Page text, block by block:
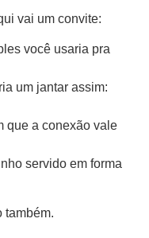
vai um convite:
você usaria pra
um jantar assim:
que a conexão vale
servido em forma
também.